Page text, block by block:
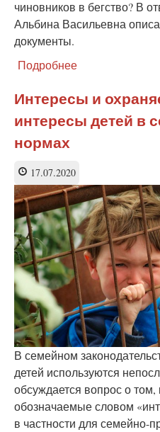
чиновников в бегство? В
Альбина Васильевна
документы.
Подробнее
противостоять
ювеналам
Интересы и
интересы детей в
нормах
17.07.2020
В семейном
детей используются
обсуждается вопрос о
обозначаемые словом
в частности для семейно-